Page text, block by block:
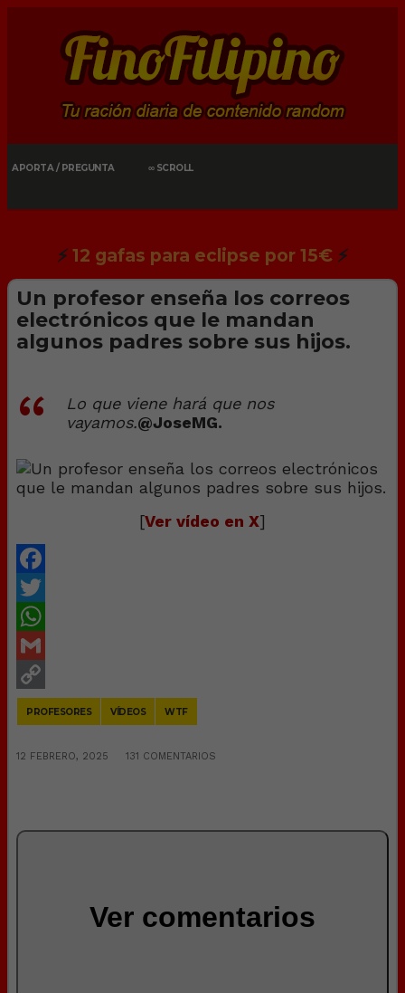
APORTA / PREGUNTA ∞ SCROLL
⚡ 12 gafas para eclipse por 15€ ⚡
Un profesor enseña los correos
electrónicos que le mandan
algunos padres sobre sus hijos.
Lo que viene hará que nos
vayamos.@JoseMG.
[Ver vídeo en X]
Facebook
Twitter
WhatsApp
Gmail
Copy
PROFESORES VÍDEOS WTF
12 FEBRERO, 2025 131 COMENTARIOS
Ver comentarios